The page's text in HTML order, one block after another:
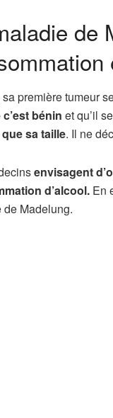
de
première tumeur
bénin et qu’il
sa taille. Il ne
envisagent
d’alcool. En
de Madelung.